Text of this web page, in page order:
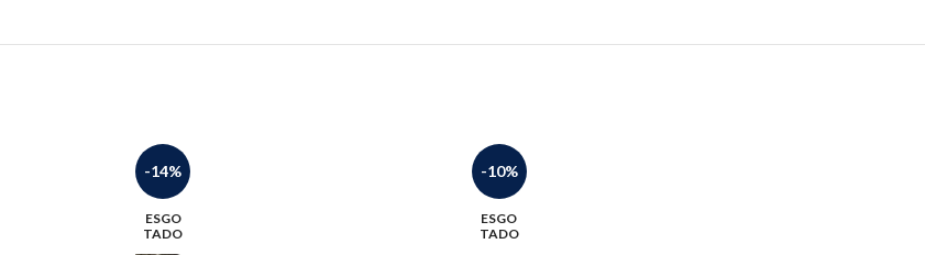
-14%
ESGO
TADO
-10%
ESGO
TADO